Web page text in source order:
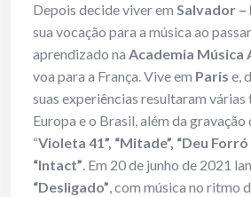
Depois decide viver em Salvador –
sua vocação para a música ao
aprendizado na Academia Música
voa para a França. Vive em Paris e,
suas experiências resultaram várias
Europa e o Brasil, além da
“Violeta 41”, “Mitade”, “Deu Forró
“Intact”. Em 20 de junho de 2021
“Desligado”, com música no ritmo